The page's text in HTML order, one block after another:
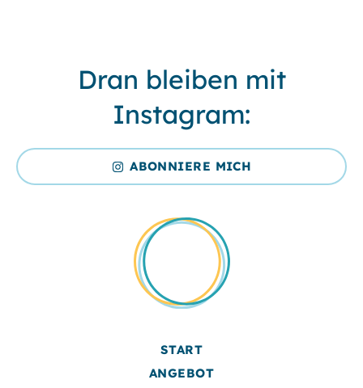
Dran bleiben mit
Instagram:
ABONNIERE MICH
START
ANGEBOT